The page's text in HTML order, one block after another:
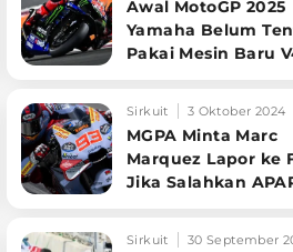
Awal MotoGP 2025
Yamaha Belum
Pakai Mesin Baru
Sirkuit 3 Oktober 2024
MGPA Minta Marc
Marquez Lapor ke
Jika Salahkan
Sirkuit 30 September